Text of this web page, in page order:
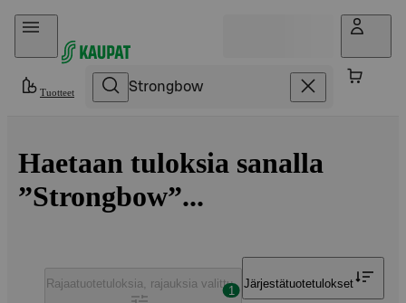
Hyppää sisältöön
Tuotteet
Haetaan tuloksia sanalla
”Strongbow”...
Rajaatuotetuloksia, rajauksia valittu
1
Järjestätuotetulokset